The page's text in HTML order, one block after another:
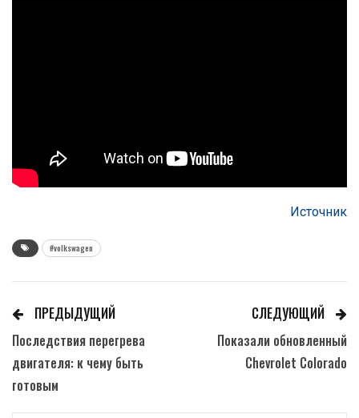
Источник
#volkswagen
ПРЕДЫДУЩИЙ
Последствия перегрева
двигателя: к чему быть
готовым
СЛЕДУЮЩИЙ
Показали обновленный
Chevrolet Colorado